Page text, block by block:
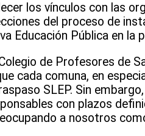
los vínculos con las
del proceso de
Educación Pública en la
de Profesores de
cada comuna, en
SLEP. Sin
con plazos
a nosotros